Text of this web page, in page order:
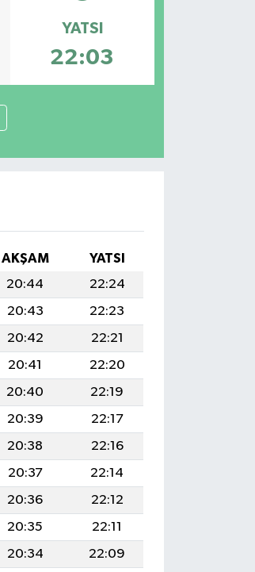
YATSI
22:03
AKŞAM
YATSI
20:44
22:24
20:43
22:23
20:42
22:21
20:41
22:20
20:40
22:19
20:39
22:17
20:38
22:16
20:37
22:14
20:36
22:12
20:35
22:11
20:34
22:09